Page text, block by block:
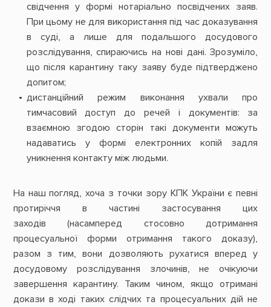
свідчення у формі нотаріально посвідчених заяв.
При цьому не для використання під час доказування
в суді, а лише для подальшого досудового
розслідування, спираючись на нові дані. Зрозуміло,
що після карантину таку заяву буде підтверджено
допитом;
дистанційний режим виконання ухвали про
тимчасовий доступ до речей і документів: за
взаємною згодою сторін такі документи можуть
надаватись у формі електронних копій задля
уникнення контакту між людьми.
На наш погляд, хоча з точки зору КПК України є певні
протиріччя в частині застосування цих
заходів (насамперед стосовно дотримання
процесуальної форми отримання такого доказу),
разом з тим, вони дозволяють рухатися вперед у
досудовому розслідування злочинів, не очікуючи
завершення карантину. Таким чином, якщо отримані
докази в ході таких слідчих та процесуальних дій не